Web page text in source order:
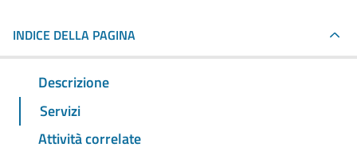
INDICE DELLA PAGINA
Descrizione
Servizi
Attività correlate